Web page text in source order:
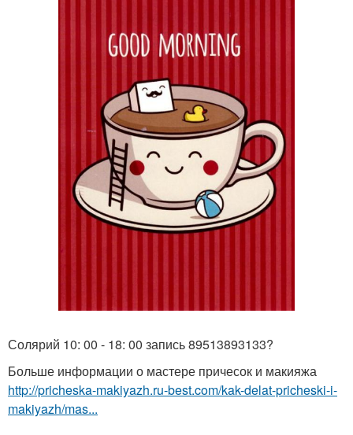
Солярий 10: 00 - 18: 00 запись 89513893133?
Больше информации о мастере причесок и макияжа
http://pricheska-makiyazh.ru-best.com/kak-delat-pricheski-i-
makiyazh/mas...